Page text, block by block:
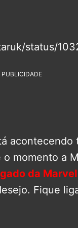
status/
PUBLICIDADE
acontecendo
o momento a
da Marvel
Fique